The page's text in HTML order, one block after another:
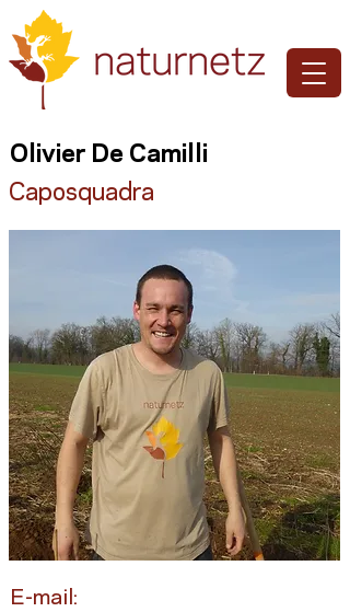
Olivier De Camilli
Caposquadra
E-mail: